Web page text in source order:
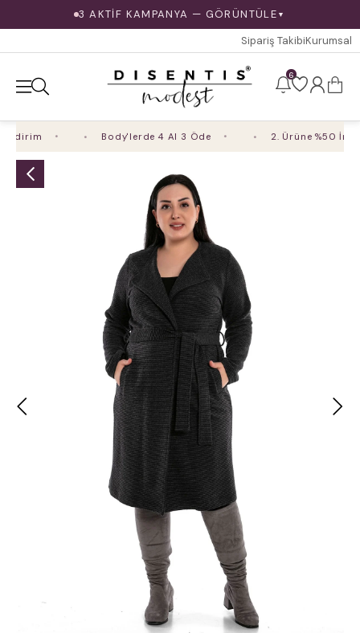
3 AKTİF KAMPANYA — GÖRÜNTÜLE ▼
Sipariş TakibiKurumsal
6
Body'lerde 4 Al 3 Öde 2. Ürüne %50